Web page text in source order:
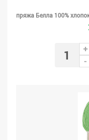
пряжа Белла 100%
+
-